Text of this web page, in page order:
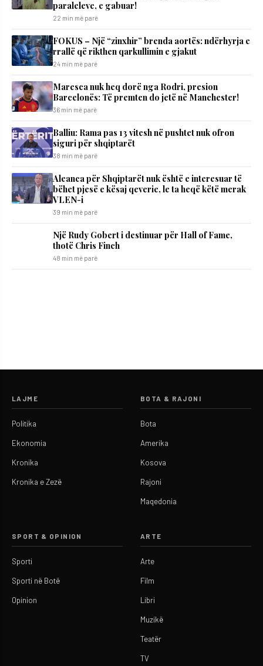
paraleleve, e gabuar!
22 min më parë
FOKUS – Një “zinxhir” brenda aortës: ndërhyrja e
rrallë që rikthen qarkullimin e gjakut
24 min më parë
Maresca nuk heq dorë nga Rodri, presion
Barcelonës: Të premten do jetë në Manchester!
36 min më parë
Balliu: Rama pas 13 vitesh në pushtet nuk ofron
siguri për shqiptarët
38 min më parë
Aleanca për Shqiptarët nuk është e interesuar të
bëhet pjesë e kësaj qeverie, le ta heqë këtë merak
VLEN-i
39 min më parë
Një Rudy Gobert i destinuar për Hall of Fame,
thotë Chris Finch
48 min më parë
LAJME
Politika
Ekonomia
Kronika
Kronika e Zezë
BOTA & RAJONI
Bota
Amerika
Kosova
Rajoni
Maqedonia
SPORT & OPINION
Sporti
Sporti në Botë
Opinion
ARTE
Arte
Film
Libri
Muzikë
Teatër
TV